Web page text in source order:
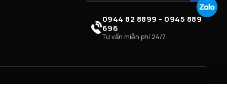
0944 82 8899 - 0945 889
696
Tư vấn miễn phí 24/7